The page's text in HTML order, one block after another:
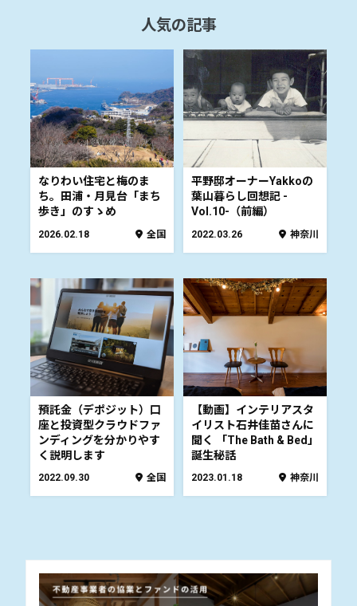
人気の記事
なりわい住宅と梅のま
ち。田浦・月見台「まち
歩き」のすゝめ
2026.02.18 全国
平野邸オーナーYakkoの
葉山暮らし回想記 -
Vol.10-（前編）
2022.03.26 神奈川
預託金（デポジット）口
座と投資型クラウドファ
ンディングを分かりやす
く説明します
2022.09.30 全国
【動画】インテリアスタ
イリスト石井佳苗さんに
聞く 「The Bath & Bed」
誕生秘話
2023.01.18 神奈川